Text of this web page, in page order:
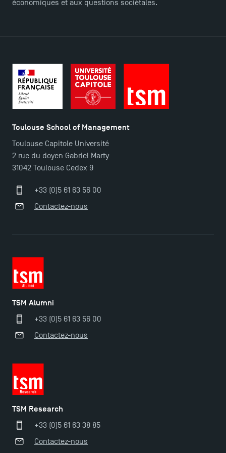
Contact
TSM-Research
TSM Doctoral Programme
économiques et aux questions sociétales.
Toulouse School of Management
Toulouse Capitole Université
2 rue du doyen Gabriel Marty
31042 Toulouse Cedex 9
+33 (0)5 61 63 56 00
Contactez-nous
TSM Alumni
+33 (0)5 61 63 56 00
Contactez-nous
TSM Research
+33 (0)5 61 63 38 85
Contactez-nous